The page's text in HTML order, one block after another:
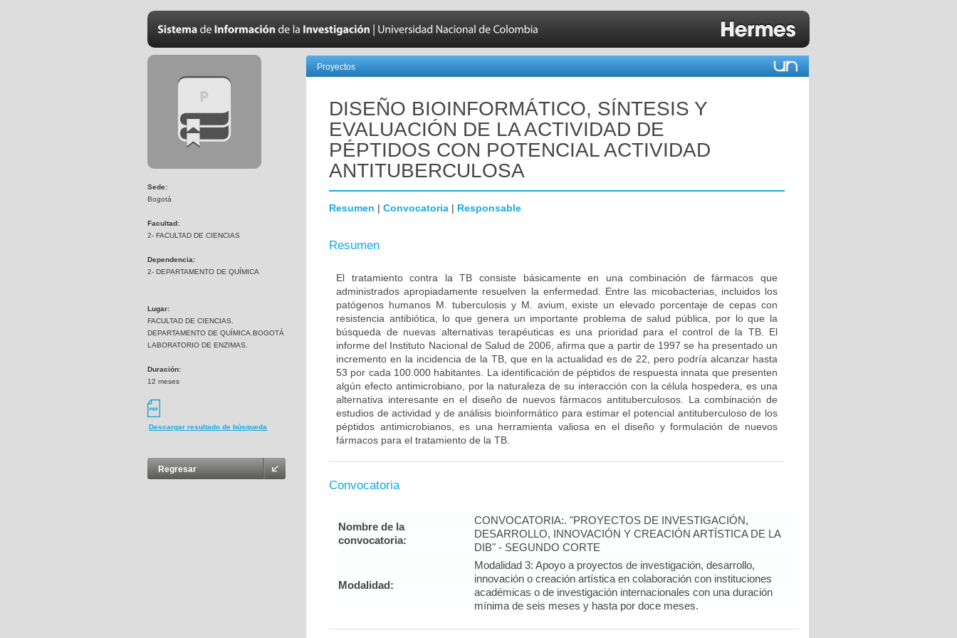
Sede:
Bogotá
Facultad:
2- FACULTAD DE CIENCIAS
Dependencia:
2- DEPARTAMENTO DE QUÍMICA
Lugar:
FACULTAD DE CIENCIAS.
DEPARTAMENTO DE QUÍMICA.BOGOTÁ
LABORATORIO DE ENZIMAS.
Duración:
12 meses
Descargar resultado de búsqueda
Regresar
Proyectos
DISEÑO BIOINFORMÁTICO, SÍNTESIS Y
EVALUACIÓN DE LA ACTIVIDAD DE
PÉPTIDOS CON POTENCIAL ACTIVIDAD
ANTITUBERCULOSA
Resumen | Convocatoria | Responsable
Resumen
El tratamiento contra la TB consiste básicamente en una combinación de fármacos que
administrados apropiadamente resuelven la enfermedad. Entre las micobacterias, incluidos los
patógenos humanos M. tuberculosis y M. avium, existe un elevado porcentaje de cepas con
resistencia antibiótica, lo que genera un importante problema de salud pública, por lo que la
búsqueda de nuevas alternativas terapéuticas es una prioridad para el control de la TB. El
informe del Instituto Nacional de Salud de 2006, afirma que a partir de 1997 se ha presentado un
incremento en la incidencia de la TB, que en la actualidad es de 22, pero podría alcanzar hasta
53 por cada 100.000 habitantes. La identificación de péptidos de respuesta innata que presenten
algún efecto antimicrobiano, por la naturaleza de su interacción con la célula hospedera, es una
alternativa interesante en el diseño de nuevos fármacos antituberculosos. La combinación de
estudios de actividad y de análisis bioinformático para estimar el potencial antituberculoso de los
péptidos antimicrobianos, es una herramienta valiosa en el diseño y formulación de nuevos
fármacos para el tratamiento de la TB.
Convocatoria
Nombre de la
convocatoria:
CONVOCATORIA:. "PROYECTOS DE INVESTIGACIÓN,
DESARROLLO, INNOVACIÓN Y CREACIÓN ARTÍSTICA DE LA
DIB" - SEGUNDO CORTE
Modalidad:
Modalidad 3: Apoyo a proyectos de investigación, desarrollo,
innovación o creación artística en colaboración con instituciones
académicas o de investigación internacionales con una duración
mínima de seis meses y hasta por doce meses.